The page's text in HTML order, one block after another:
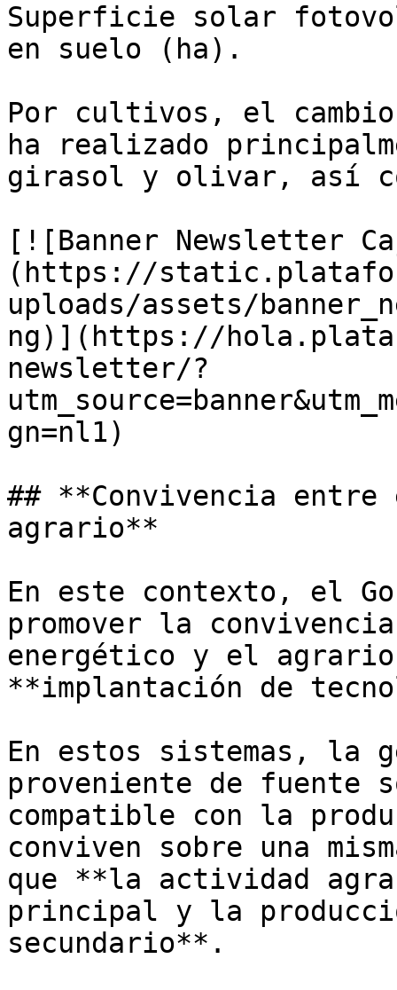
Superficie solar
en suelo (ha).
Por cultivos, el
ha realizado
girasol y olivar, así
[![Banner Newsletter
(https://
uploads/assets/
ng)](https://
newsletter/?
gn=nl1)
## **Convivencia
agrario**
En este contexto, el
promover la
energético y el
**implantación de
En estos sistemas, la
proveniente de fuente
compatible con la
conviven sobre una
que **la actividad
principal y la
secundario**.